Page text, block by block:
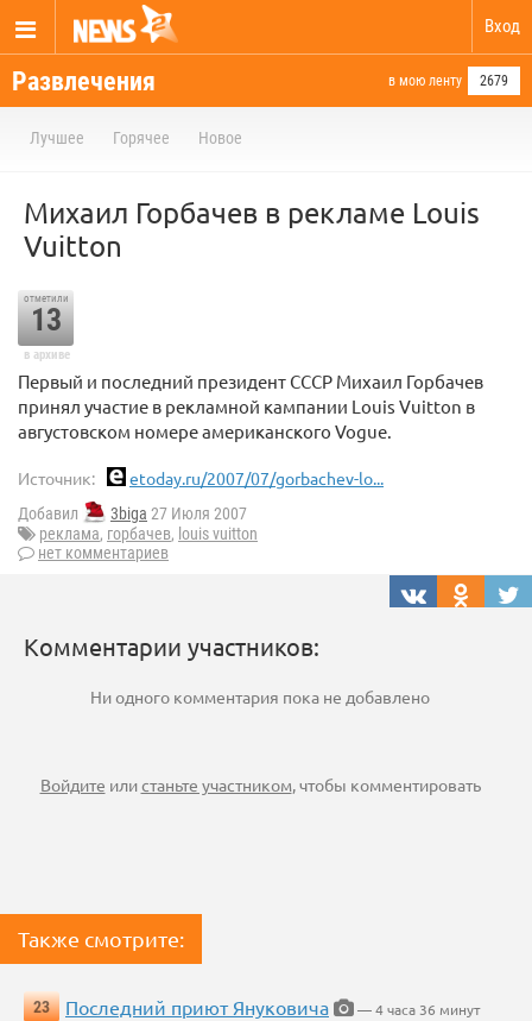
Вход
Развлечения в мою ленту 2679
Лучшее Горячее Новое
Михаил Горбачев в рекламе Louis
Vuitton
отметили
13
в архиве
Первый и последний президент СССР Михаил Горбачев
принял участие в рекламной кампании Louis Vuitton в
августовском номере американского Vogue.
Источник: etoday.ru/2007/07/gorbachev-lo...
Добавил 3biga 27 Июля 2007
реклама, горбачев, louis vuitton
нет комментариев
Комментарии участников:
Ни одного комментария пока не добавлено
Войдите илистаньте участником, чтобы комментировать
Также смотрите:
23 Последний приют Януковича
— 4 часа 36 минут